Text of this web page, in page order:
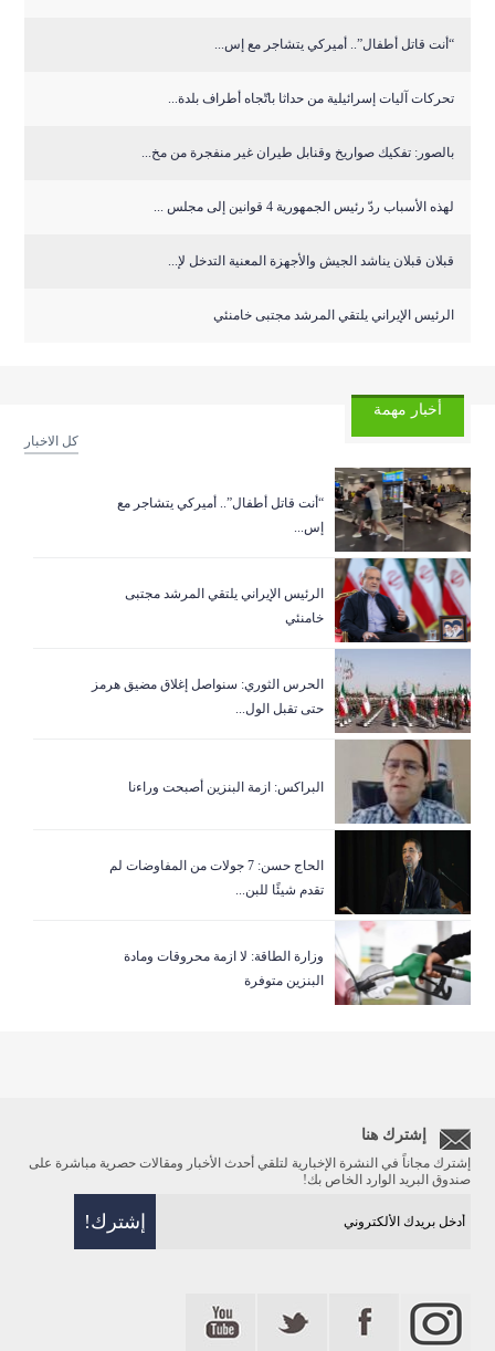
“أنت قاتل أطفال”.. أميركي يتشاجر مع إس...
تحركات آليات إسرائيلية من حداثا باتّجاه أطراف بلدة...
بالصور: تفكيك صواريخ وقنابل طيران غير منفجرة من مخ...
لهذه الأسباب ردّ رئيس الجمهورية 4 قوانين إلى مجلس ...
قبلان قبلان يناشد الجيش والأجهزة المعنية التدخل لإ...
الرئيس الإيراني يلتقي المرشد مجتبى خامنئي
أخبار مهمة
كل الاخبار
“أنت قاتل أطفال”.. أميركي يتشاجر مع
إس...
الرئيس الإيراني يلتقي المرشد مجتبى
خامنئي
الحرس الثوري: سنواصل إغلاق مضيق هرمز
حتى تقبل الول...
البراكس: ازمة البنزين أصبحت وراءنا
الحاج حسن: 7 جولات من المفاوضات لم
تقدم شيئًا للبن...
وزارة الطاقة: لا ازمة محروقات ومادة
البنزين متوفرة
إشترك هنا
إشترك مجاناً في النشرة الإخبارية لتلقي أحدث الأخبار ومقالات حصرية مباشرة على
صندوق البريد الوارد الخاص بك!